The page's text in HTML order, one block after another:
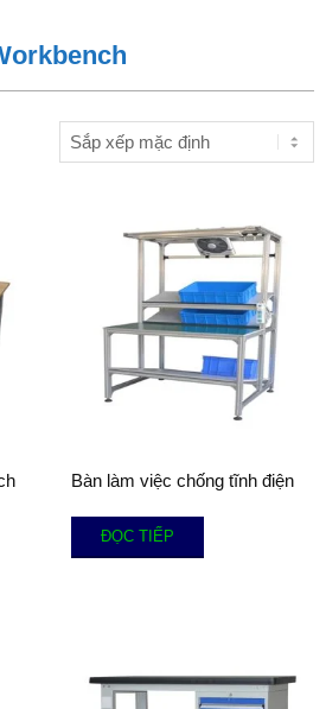
Bàn làm việc chống tĩnh điện
ĐỌC TIẾP